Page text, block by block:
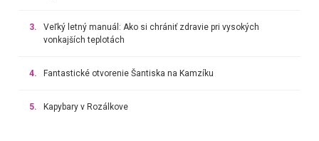
3.
Veľký letný manuál: Ako si chrániť zdravie pri vysokých
vonkajších teplotách
4. Fantastické otvorenie Šantiska na Kamzíku
5. Kapybary v Rozálkove